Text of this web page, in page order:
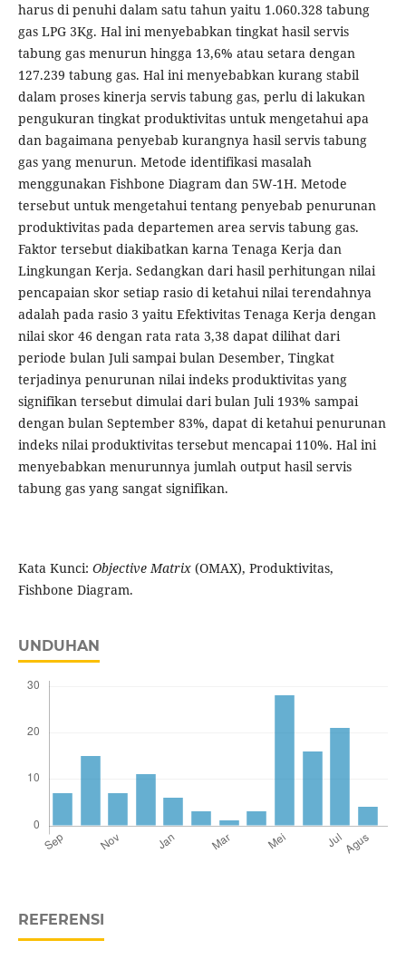
harus di penuhi dalam satu tahun yaitu 1.060.328 tabung
gas LPG 3Kg. Hal ini menyebabkan tingkat hasil servis
tabung gas menurun hingga 13,6% atau setara dengan
127.239 tabung gas. Hal ini menyebabkan kurang stabil
dalam proses kinerja servis tabung gas, perlu di lakukan
pengukuran tingkat produktivitas untuk mengetahui apa
dan bagaimana penyebab kurangnya hasil servis tabung
gas yang menurun. Metode identifikasi masalah
menggunakan Fishbone Diagram dan 5W-1H. Metode
tersebut untuk mengetahui tentang penyebab penurunan
produktivitas pada departemen area servis tabung gas.
Faktor tersebut diakibatkan karna Tenaga Kerja dan
Lingkungan Kerja. Sedangkan dari hasil perhitungan nilai
pencapaian skor setiap rasio di ketahui nilai terendahnya
adalah pada rasio 3 yaitu Efektivitas Tenaga Kerja dengan
nilai skor 46 dengan rata rata 3,38 dapat dilihat dari
periode bulan Juli sampai bulan Desember, Tingkat
terjadinya penurunan nilai indeks produktivitas yang
signifikan tersebut dimulai dari bulan Juli 193% sampai
dengan bulan September 83%, dapat di ketahui penurunan
indeks nilai produktivitas tersebut mencapai 110%. Hal ini
menyebabkan menurunnya jumlah output hasil servis
tabung gas yang sangat signifikan.
Kata Kunci: Objective Matrix(OMAX), Produktivitas,
Fishbone Diagram.
UNDUHAN
REFERENSI